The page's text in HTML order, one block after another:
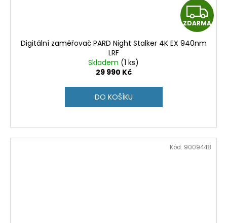
Z
D
ZDARMA
Digitální zaměřovač PARD Night Stalker 4K EX 940nm
LRF
Skladem (1 ks)
29 990 Kč
DO KOŠÍKU
Kód: 9009448